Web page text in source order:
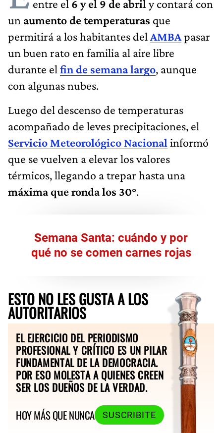
entre el 6 y el 9 de abril y contará con
un aumento de temperaturas que
permitirá a los habitantes del AMBApasar
un buen rato en familia al aire libre
durante el fin de semana largo, aunque
con algunas nubes.
Luego del descenso de temperaturas
acompañado de leves precipitaciones, el
Servicio Meteorológico Nacional informó
que se vuelven a elevar los valores
térmicos, llegando a trepar hasta una
máxima que ronda los 30°.
Semana Santa: cuándo y por
qué no se comen carnes rojas
ESTO NO LES GUSTA A LOS
AUTORITARIOS
EL EJERCICIO DEL PERIODISMO
PROFESIONAL Y CRÍTICO ES UN PILAR
FUNDAMENTAL DE LA DEMOCRACIA.
POR ESO MOLESTA A QUIENES CREEN
SER LOS DUEÑOS DE LA VERDAD.
HOY MÁS QUE NUNCA
SUSCRIBITE